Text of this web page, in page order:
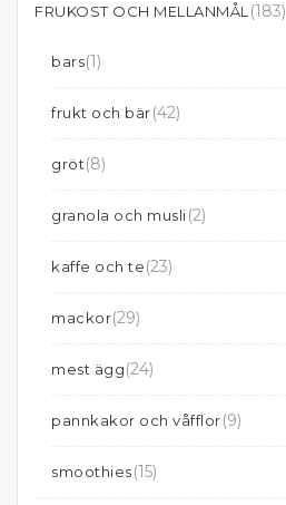
FRUKOST OCH MELLANMÅL (183)
bars(1)
frukt och bär(42)
gröt(8)
granola och musli(2)
kaffe och te(23)
mackor(29)
mest ägg(24)
pannkakor och våfflor(9)
smoothies(15)